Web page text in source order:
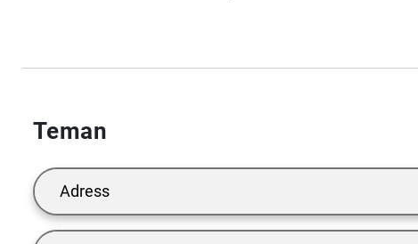
Teman
Adress